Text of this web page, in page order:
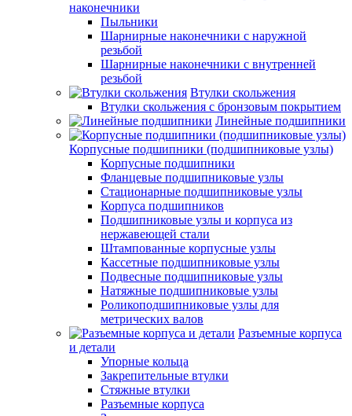
наконечники
Пыльники
Шарнирные наконечники с наружной
резьбой
Шарнирные наконечники с внутренней
резьбой
Втулки скольжения
Втулки скольжения с бронзовым покрытием
Линейные подшипники
Корпусные подшипники (подшипниковые узлы)
Корпусные подшипники
Фланцевые подшипниковые узлы
Стационарные подшипниковые узлы
Корпуса подшипников
Подшипниковые узлы и корпуса из
нержавеющей стали
Штампованные корпусные узлы
Кассетные подшипниковые узлы
Подвесные подшипниковые узлы
Натяжные подшипниковые узлы
Роликоподшипниковые узлы для
метрических валов
Разъемные корпуса
и детали
Упорные кольца
Закрепительные втулки
Стяжные втулки
Разъемные корпуса